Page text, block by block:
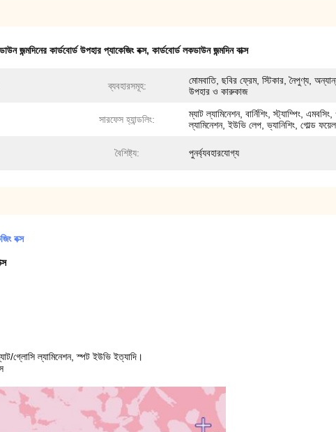
জন্মদিনের কার্ডবোর্ড উপহার প্যাকেজিং বক্স, কার্ডবোর্ড লকডাউন জন্মদিন বাক্স
ব্যবহারসমূহ:
মোমবাতি, ছবির ফ্রেম, স্টিকার, নৈপুণ্য,
উপহার ও কারুকাজ
সারফেস হ্যান্ডলিং:
ম্যাট ল্যামিনেশন, বার্নিশিং, স্ট্যাম্পিং,
ল্যামিনেশন, ইউভি লেপ, ভ্যানিশিং, গোল্ড ফয়েল
বৈশিষ্ট্য: পুনর্ব্যবহারযোগ্য
বক্স
গ্লোসি ল্যামিনেশন, স্পট ইউভি ইত্যাদি।